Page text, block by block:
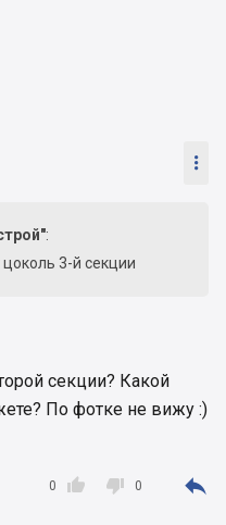

:
3-й секции
секции? Какой
По фотке не вижу :)

0  0 